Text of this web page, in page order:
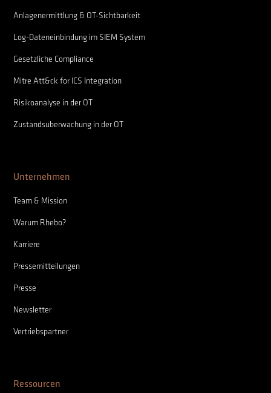
Anlagenermittlung & OT-Sichtbarkeit
Log-Dateneinbindung im SIEM System
Gesetzliche Compliance
Mitre Att&ck for ICS Integration
Risikoanalyse in der OT
Zustandsüberwachung in der OT
Unternehmen
Team & Mission
Warum Rhebo?
Karriere
Pressemitteilungen
Presse
Newsletter
Vertriebspartner
Ressourcen